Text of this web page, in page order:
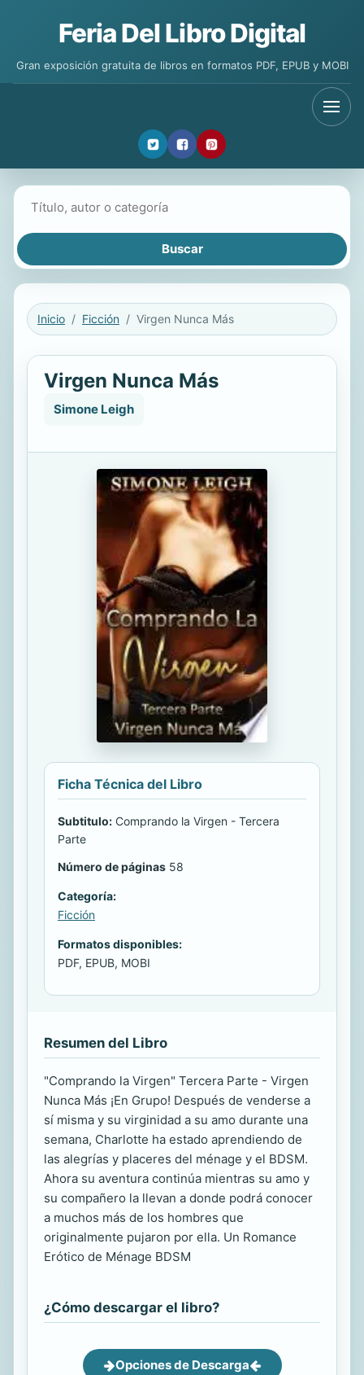
Feria Del Libro Digital
Gran exposición gratuita de libros en formatos PDF, EPUB y MOBI
Inicio Ficción Virgen Nunca Más
Virgen Nunca Más
Simone Leigh
Ficha Técnica del Libro
Subtitulo: Comprando la Virgen - Tercera
Parte
Número de páginas 58
Categoría:
Ficción
Formatos disponibles:
PDF, EPUB, MOBI
Resumen del Libro
"Comprando la Virgen" Tercera Parte - Virgen
Nunca Más ¡En Grupo! Después de venderse a
sí misma y su virginidad a su amo durante una
semana, Charlotte ha estado aprendiendo de
las alegrías y placeres del ménage y el BDSM.
Ahora su aventura continúa mientras su amo y
su compañero la llevan a donde podrá conocer
a muchos más de los hombres que
originalmente pujaron por ella. Un Romance
Erótico de Ménage BDSM
¿Cómo descargar el libro?
Opciones de Descarga